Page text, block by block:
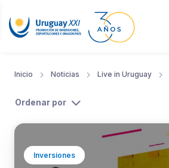
Inicio Noticias Live in Uruguay
Ordenar por
Inversiones